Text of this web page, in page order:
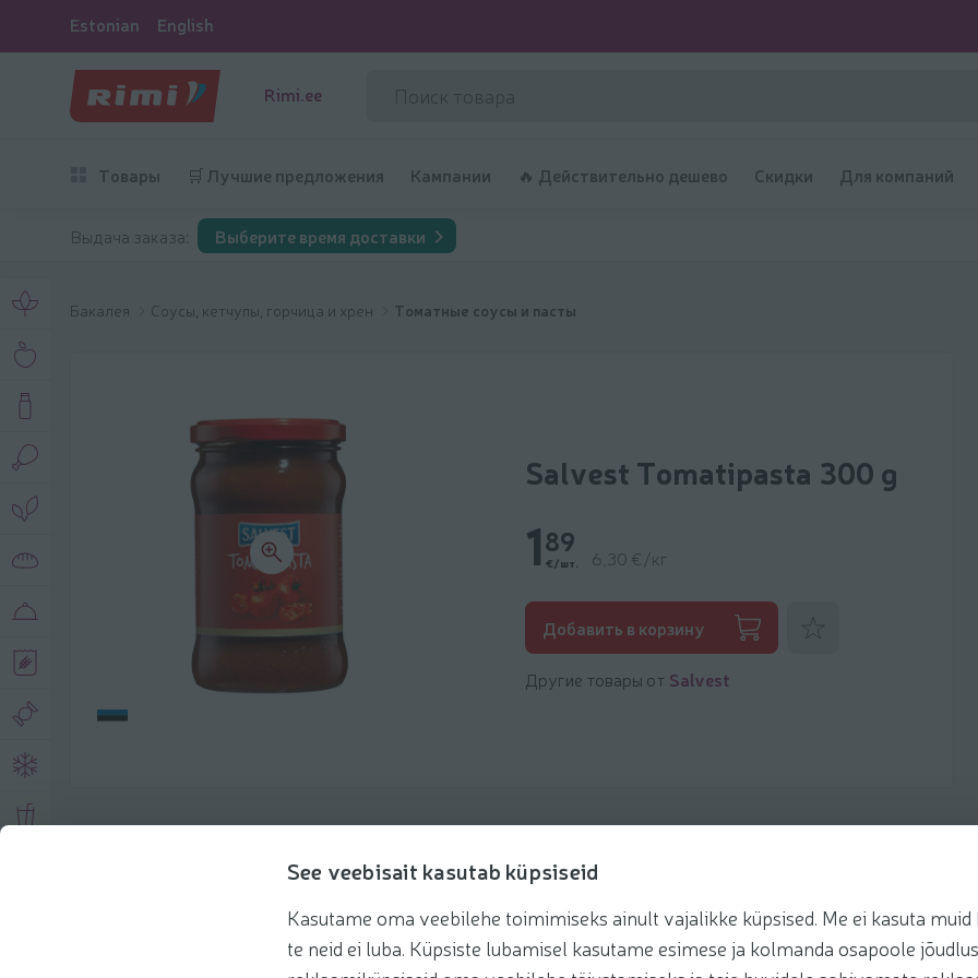
See veebisait kasutab küpsiseid
Kasutame oma veebilehe toimimiseks ainult vajalikke küpsised. Me ei kasuta muid
te neid ei luba. Küpsiste lubamisel kasutame esimese ja kolmanda osapoole
Estonian English
Rimi.ee
Товары 🛒 Лучшие предложения Кампании 🔥 Действительно дешево Скидки Для компаний
Выдача заказа: Выберите время доставки
Бакалея Соусы, кетчупы, горчица и хрен Томатные соусы и пасты
Salvest Tomatipasta 300 g
189
€/шт. 6,30 €/кг
Добавить в корзину
Другие товары от Salvest
Рекомендации Рецепты